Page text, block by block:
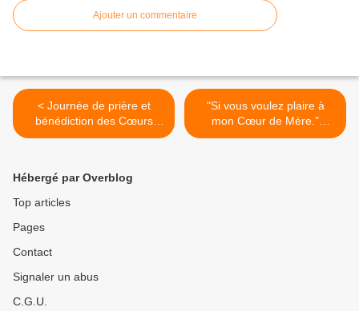
Ajouter un commentaire
< Journée de prière et
bénédiction des Cœurs
Unis près de Montpellier le
"Si vous voulez plaire à
mon Cœur de Mère."
(24/02/2009) La Vierge
Hébergé par Overblog
Top articles
Pages
Contact
Signaler un abus
C.G.U.